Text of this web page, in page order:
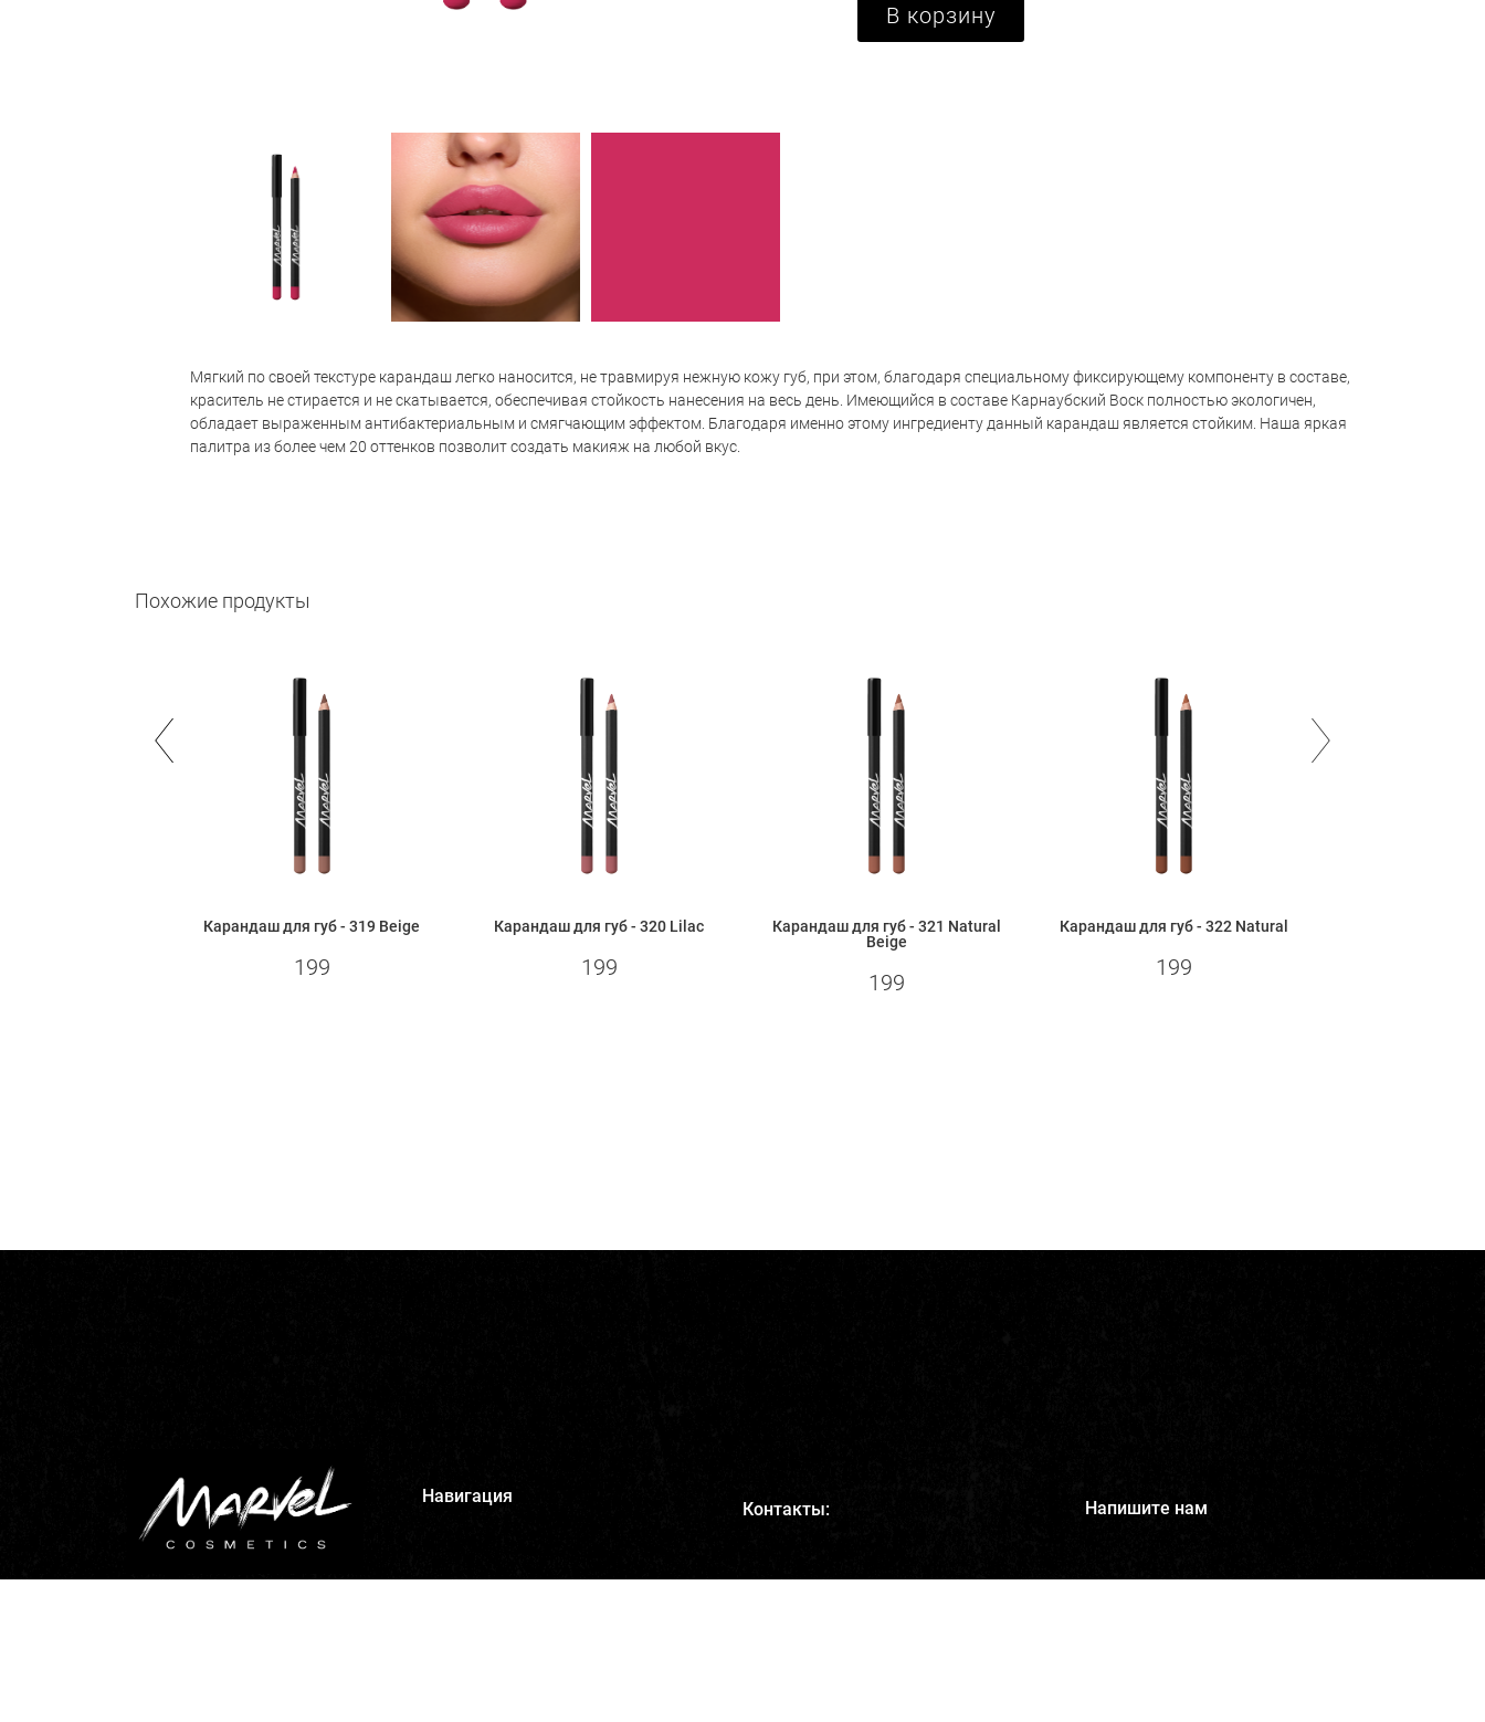
В корзину
Мягкий по своей текстуре карандаш легко наносится, не травмируя нежную кожу губ, при этом, благодаря специальному фиксирующему компоненту в составе,
краситель не стирается и не скатывается, обеспечивая стойкость нанесения на весь день. Имеющийся в составе Карнаубский Воск полностью экологичен,
обладает выраженным антибактериальным и смягчающим эффектом. Благодаря именно этому ингредиенту данный карандаш является стойким. Наша яркая
палитра из более чем 20 оттенков позволит создать макияж на любой вкус.
Похожие продукты
Карандаш для губ - 319 Beige
199
Карандаш для губ - 320 Lilac
199
Карандаш для губ - 321 Natural
Beige
199
Карандаш для губ - 322 Natural
199
Навигация
Контакты: Напишите нам